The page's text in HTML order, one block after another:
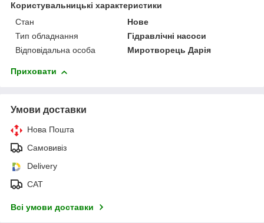
Користувальницькі характеристики
Стан
Нове
Тип обладнання
Гідравлічні насоси
Відповідальна особа
Миротворець Дарія
Приховати
Умови доставки
Нова Пошта
Самовивіз
Delivery
САТ
Всі умови доставки